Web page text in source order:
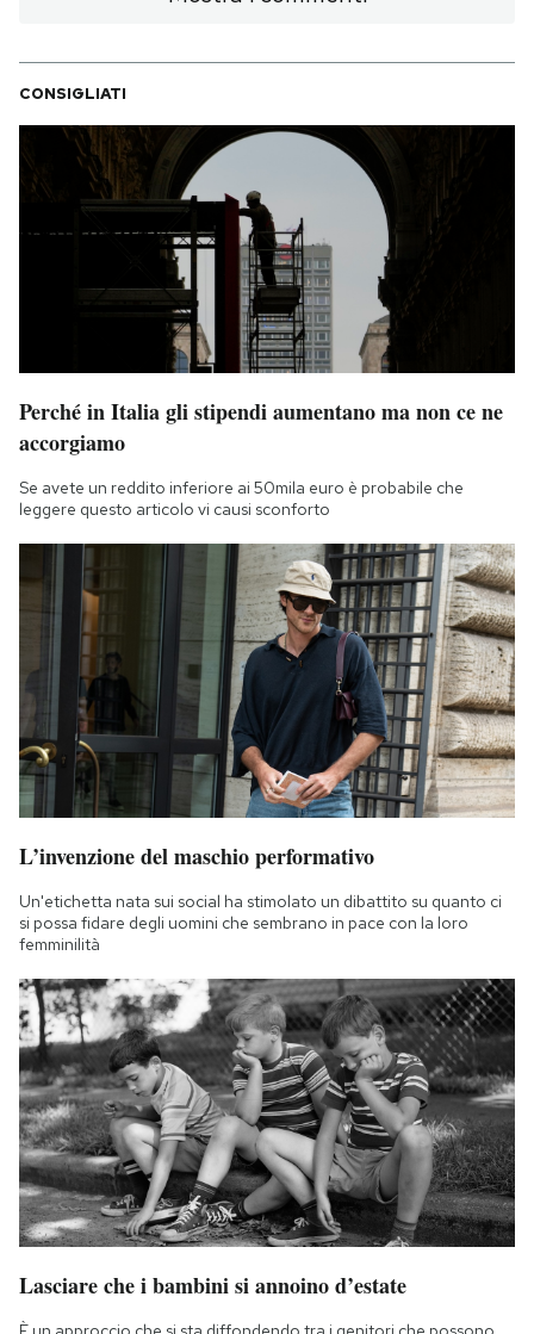
CONSIGLIATI
Perché in Italia gli stipendi aumentano ma non ce ne
accorgiamo
Se avete un reddito inferiore ai 50mila euro è probabile che
leggere questo articolo vi causi sconforto
L’invenzione del maschio performativo
Un'etichetta nata sui social ha stimolato un dibattito su quanto ci
si possa fidare degli uomini che sembrano in pace con la loro
femminilità
Lasciare che i bambini si annoino d’estate